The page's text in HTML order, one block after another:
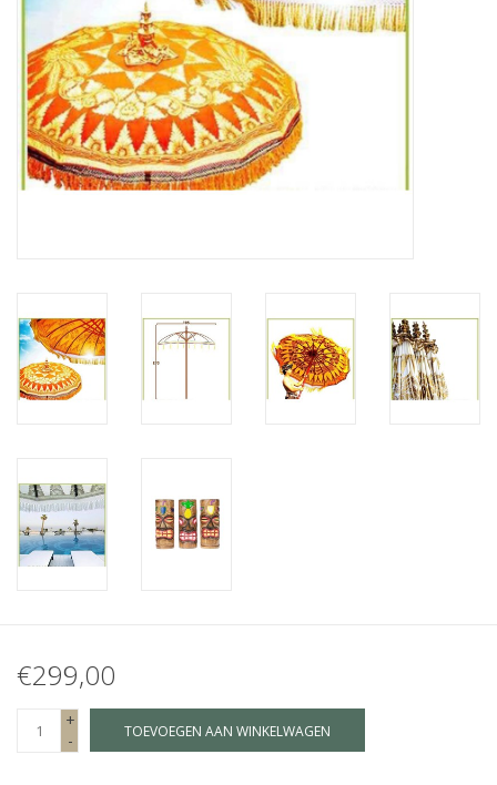
Kussens en plaids
Kleden
Vachten
Keuken
Verlichting
Tuinmeubels en deco
Fake plants
Kisten
Accessoires
Anklebelts
€299,00
+
-
TOEVOEGEN AAN WINKELWAGEN